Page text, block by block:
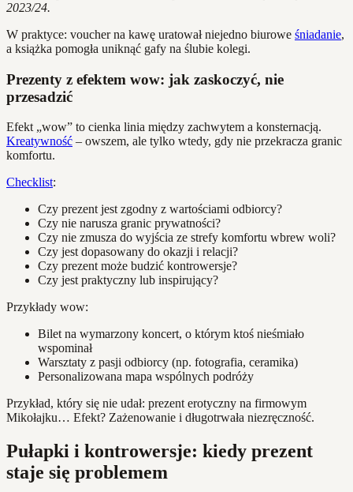
2023/24.
W praktyce: voucher na kawę uratował niejedno biurowe śniadanie,
a książka pomogła uniknąć gafy na ślubie kolegi.
Prezenty z efektem wow: jak zaskoczyć, nie
przesadzić
Efekt „wow” to cienka linia między zachwytem a konsternacją.
Kreatywność – owszem, ale tylko wtedy, gdy nie przekracza granic
komfortu.
Checklist:
Czy prezent jest zgodny z wartościami odbiorcy?
Czy nie narusza granic prywatności?
Czy nie zmusza do wyjścia ze strefy komfortu wbrew woli?
Czy jest dopasowany do okazji i relacji?
Czy prezent może budzić kontrowersje?
Czy jest praktyczny lub inspirujący?
Przykłady wow:
Bilet na wymarzony koncert, o którym ktoś nieśmiało
wspominał
Warsztaty z pasji odbiorcy (np. fotografia, ceramika)
Personalizowana mapa wspólnych podróży
Przykład, który się nie udał: prezent erotyczny na firmowym
Mikołajku… Efekt? Zażenowanie i długotrwała niezręczność.
Pułapki i kontrowersje: kiedy prezent
staje się problemem